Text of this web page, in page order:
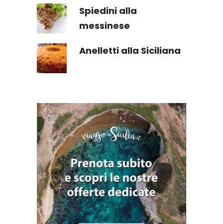
Spiedini alla
messinese
Anelletti alla Siciliana